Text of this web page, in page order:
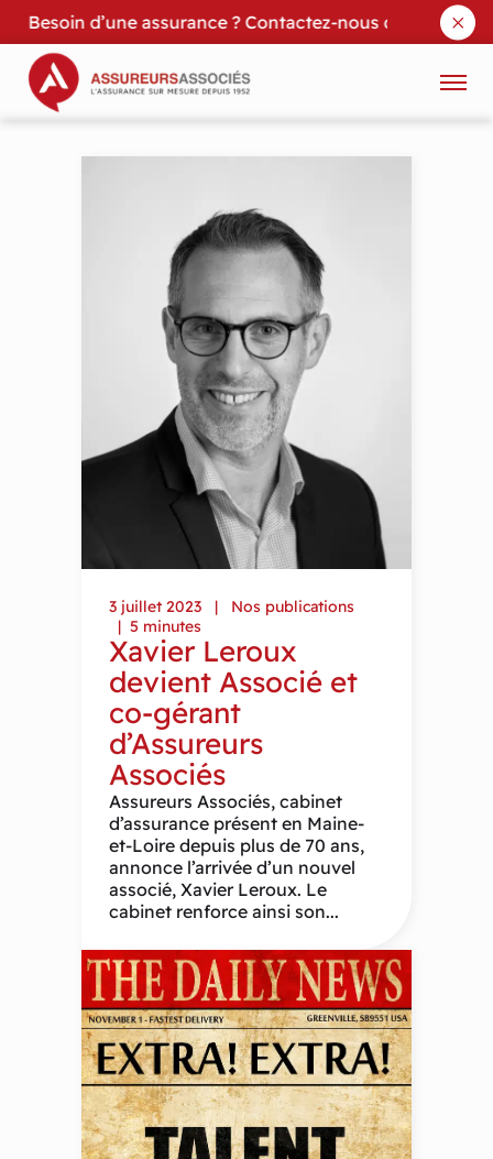
Skip to content
Besoin d’une assurance ? Contactez-nous dès
3 juillet 2023
Nos publications
5 minutes
Xavier Leroux
devient Associé et
co-gérant
d’Assureurs
Associés
Assureurs Associés, cabinet
d’assurance présent en Maine-
et-Loire depuis plus de 70 ans,
annonce l’arrivée d’un nouvel
associé, Xavier Leroux. Le
cabinet renforce ainsi son...